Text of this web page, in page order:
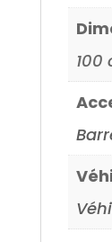
100